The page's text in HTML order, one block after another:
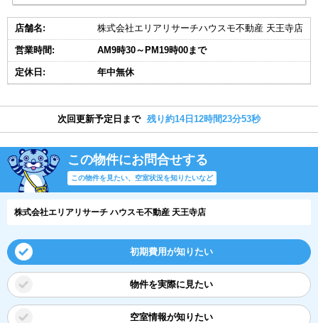
店舗名: 株式会社エリアリサーチハウスモ不動産 天王寺店
営業時間: AM9時30～PM19時00まで
定休日: 年中無休
次回更新予定日まで 残り約14日12時間23分53秒
この物件にお問合せする
この物件を見たい、空室状況を知りたいなど
株式会社エリアリサーチ ハウスモ不動産 天王寺店
初期費用が知りたい
物件を実際に見たい
空室情報が知りたい